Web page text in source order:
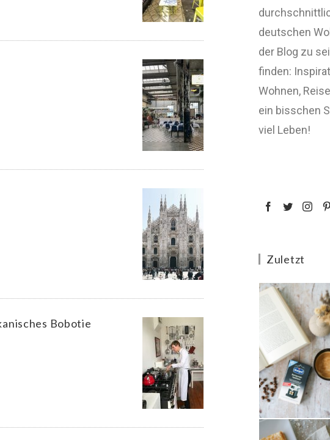
Bobotie
deutschen
der Blog zu
finden:
Wohnen,
ein bisschen
viel Leben!
Zuletzt